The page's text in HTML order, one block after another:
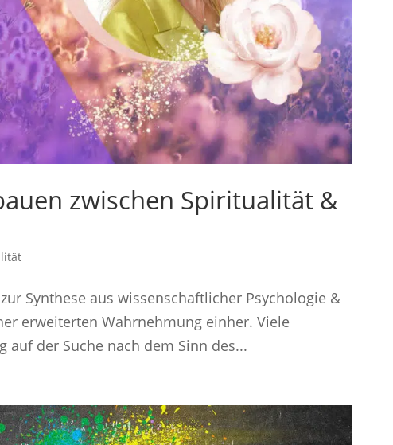
zwischen Spiritualität &
Synthese aus wissenschaftlicher Psychologie &
erweiterten Wahrnehmung einher. Viele
der Suche nach dem Sinn des...